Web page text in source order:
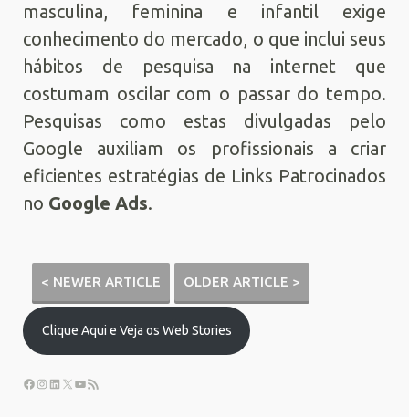
masculina, feminina e infantil exige
conhecimento do mercado, o que inclui seus
hábitos de pesquisa na internet que
costumam oscilar com o passar do tempo.
Pesquisas como estas divulgadas pelo
Google auxiliam os profissionais a criar
eficientes estratégias de Links Patrocinados
no Google Ads.
< NEWER ARTICLE OLDER ARTICLE >
Clique Aqui e Veja os Web Stories